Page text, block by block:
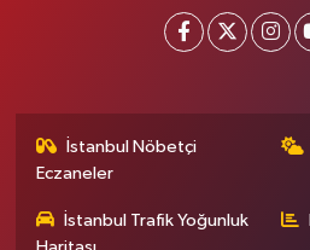
İstanbul Nöbetçi
Eczaneler
İstanbul Trafik Yoğunluk